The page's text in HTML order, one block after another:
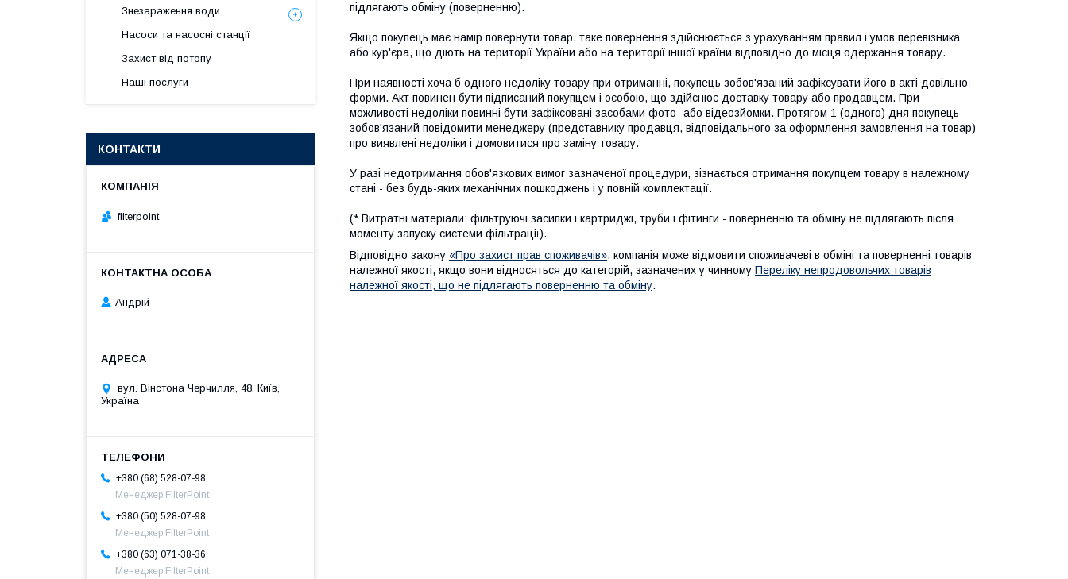
підлягають обміну (поверненню).
Якщо покупець має намір повернути товар, таке повернення здійснюється з урахуванням правил і умов перевізника
або кур'єра, що діють на території України або на території іншої країни відповідно до місця одержання товару.
При наявності хоча б одного недоліку товару при отриманні, покупець зобов'язаний зафіксувати його в акті довільної
форми. Акт повинен бути підписаний покупцем і особою, що здійснює доставку товару або продавцем. При
можливості недоліки повинні бути зафіксовані засобами фото- або відеозйомки. Протягом 1 (одного) дня покупець
зобов'язаний повідомити менеджеру (представнику продавця, відповідального за оформлення замовлення на товар)
про виявлені недоліки і домовитися про заміну товару.
У разі недотримання обов'язкових вимог зазначеної процедури, зізнається отримання покупцем товару в належному
стані - без будь-яких механічних пошкоджень і у повній комплектації.
(* Витратні матеріали: фільтруючі засипки і картриджі, труби і фітинги - поверненню та обміну не підлягають після
моменту запуску системи фільтрації).
Відповідно закону «Про захист прав споживачів», компанія може відмовити споживачеві в обміні та поверненні товарів
належної якості, якщо вони відносяться до категорій, зазначених у чинному Переліку непродовольчих товарів
належної якості, що не підлягають поверненню та обміну.
Знезараження води
Насоси та насосні станції
Захист від потопу
Наші послуги
КОНТАКТИ
filterpoint
Андрій
вул. Вінстона Черчилля, 48, Київ,
Україна
+380 (68) 528-07-98
Менеджер FilterPoint
+380 (50) 528-07-98
Менеджер FilterPoint
+380 (63) 071-38-36
Менеджер FilterPoint